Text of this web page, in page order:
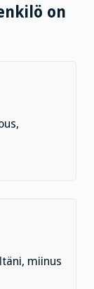
on
miinus